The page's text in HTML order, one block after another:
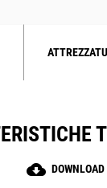
cloud_download DOWNLOAD